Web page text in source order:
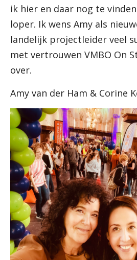
ik hier en daar nog te
loper. Ik wens Amy als
landelijk projectleider veel
met vertrouwen VMBO On
over.
Amy van der Ham & Corine